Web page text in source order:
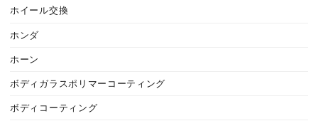
ホイール交換
ホンダ
ホーン
ボディガラスポリマーコーティング
ボディコーティング